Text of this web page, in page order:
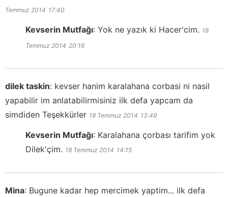
Temmuz 2014 17:40
Kevserin Mutfağı: Yok ne yazık ki Hacer'cim. 18
Temmuz 2014 20:16
dilek taskin: kevser hanim karalahana corbasi ni nasil
yapabilir im anlatabilirmisiniz ilk defa yapcam da
simdiden Teşekkürler 18 Temmuz 2014 13:49
Kevserin Mutfağı: Karalahana çorbası tarifim yok
Dilek'çim. 18 Temmuz 2014 14:15
Mina: Bugune kadar hep mercimek yaptim... ilk defa